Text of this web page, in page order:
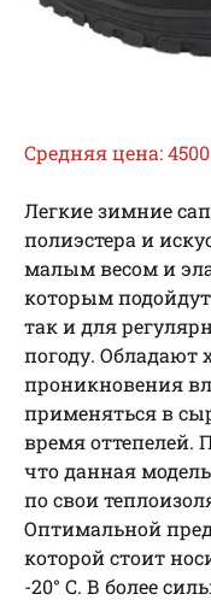
Средняя цена:
Легкие зимние
полиэстера и
малым весом и
которым
так и для
погоду.
проникновения
применяться в
время оттепелей.
что данная
по свои
Оптимальной
которой стоит
-20° С. В более